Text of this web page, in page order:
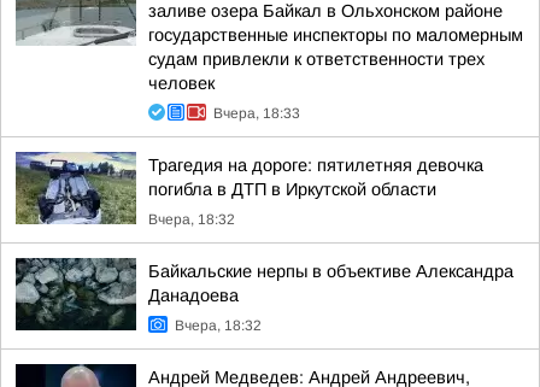
заливе озера Байкал в Ольхонском районе
государственные инспекторы по маломерным
судам привлекли к ответственности трех
человек
Вчера, 18:33
Трагедия на дороге: пятилетняя девочка
погибла в ДТП в Иркутской области
Вчера, 18:32
Байкальские нерпы в объективе Александра
Данадоева
Вчера, 18:32
Андрей Медведев: Андрей Андреевич,